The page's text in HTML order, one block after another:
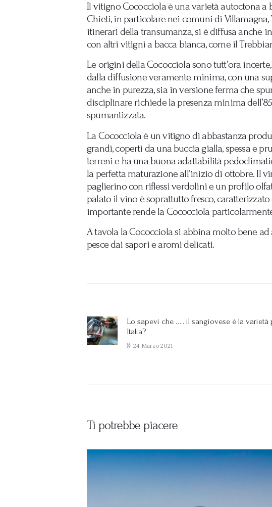
Il vitigno Cococciola è una varietà autoctona a
Chieti, in particolare nei comuni di Villamagna,
itinerari della transumanza, si è diffusa anche
con altri vitigni a bacca bianca, come il
Le origini della Cococciola sono tutt’ora
dalla diffusione veramente minima, con una
anche in purezza, sia in versione ferma che
disciplinare richiede la presenza minima
spumantizzata.
La Cococciola è un vitigno di abbastanza
grandi, coperti da una buccia gialla, spessa e
terreni e ha una buona adattabilità
la perfetta maturazione all’inizio di ottobre. Il
paglierino con riflessi verdolini e un profilo
palato il vino è soprattutto fresco,
importante rende la Cococciola
A tavola la Cococciola si abbina molto bene
pesce dai sapori e aromi delicati.
Previous
post:
Lo sapevi che ….. il sangiovese è la
Italia?
24 Marzo 2021
Ti potrebbe piacere